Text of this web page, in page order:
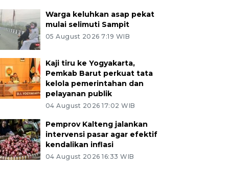
Warga keluhkan asap pekat
mulai selimuti Sampit
05 August 2026 7:19 WIB
Kaji tiru ke Yogyakarta,
Pemkab Barut perkuat tata
kelola pemerintahan dan
pelayanan publik
04 August 2026 17:02 WIB
Pemprov Kalteng jalankan
intervensi pasar agar efektif
kendalikan inflasi
04 August 2026 16:33 WIB